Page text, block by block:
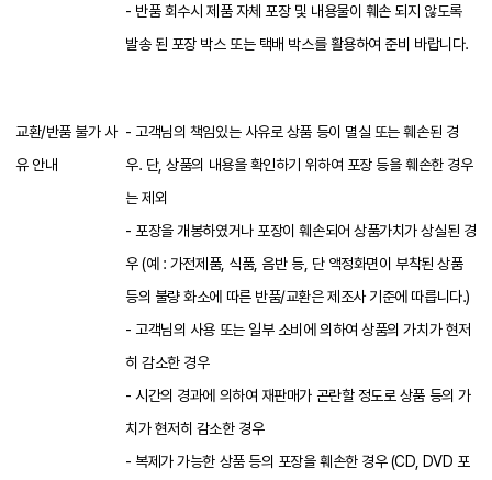
- 반품 회수시 제품 자체 포장 및 내용물이 훼손 되지 않도록
발송 된 포장 박스 또는 택배 박스를 활용하여 준비 바랍니다.
교환/반품 불가 사
유 안내
- 고객님의 책임있는 사유로 상품 등이 멸실 또는 훼손된 경
우. 단, 상품의 내용을 확인하기 위하여 포장 등을 훼손한 경우
는 제외
- 포장을 개봉하였거나 포장이 훼손되어 상품가치가 상실된 경
우 (예 : 가전제품, 식품, 음반 등, 단 액정화면이 부착된 상품
등의 불량 화소에 따른 반품/교환은 제조사 기준에 따릅니다.)
- 고객님의 사용 또는 일부 소비에 의하여 상품의 가치가 현저
히 감소한 경우
- 시간의 경과에 의하여 재판매가 곤란할 정도로 상품 등의 가
치가 현저히 감소한 경우
- 복제가 가능한 상품 등의 포장을 훼손한 경우 (CD, DVD 포